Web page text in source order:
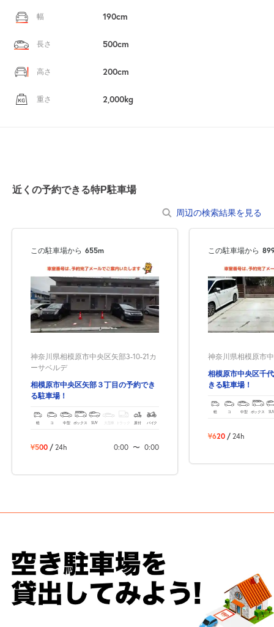
幅 190cm
長さ 500cm
高さ 200cm
重さ 2,000kg
近くの予約できる特P駐車場
周辺の検索結果を見る
この駐車場から 655m
神奈川県相模原市中央区矢部3-10-21カ
ーサベルデ
相模原市中央区矢部３丁目の予約でき
る駐車場！
軽 コ 中型 ボックス SUV トラック 原付 バイク
¥500 / 24h 0:00 〜 0:00
この駐車場から
神奈川県相模原市
相模原市中央区千
きる駐車場！
軽 コ 中型 ボックス
¥620 / 24h